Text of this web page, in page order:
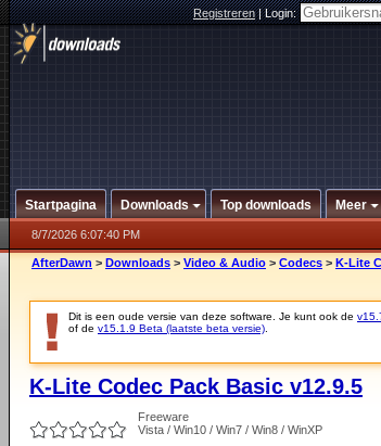
Registreren|Login:
Startpagina Downloads Top downloads Meer
8/7/2026 6:07:40 PM
AfterDawn > Downloads > Video & Audio > Codecs > K-Lite
Dit is een oude versie van deze software. Je kunt ook de
of de v15.1.9 Beta (laatste beta versie)
K-Lite Codec Pack Basic v12.9.5
Freeware
Vista / Win10 / Win7 / Win8 / WinXP